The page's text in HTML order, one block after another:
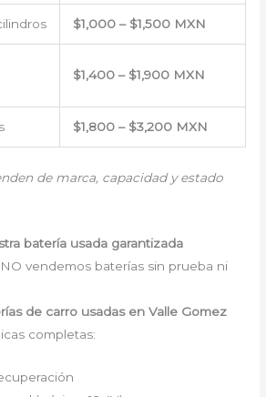
$1,000 – $1,500 MXN
$1,400 – $1,900 MXN
$1,800 – $3,200 MXN
de marca, capacidad y estado
batería usada garantizada
vendemos baterías sin prueba ni
de carro usadas en Valle Gomez
completas: